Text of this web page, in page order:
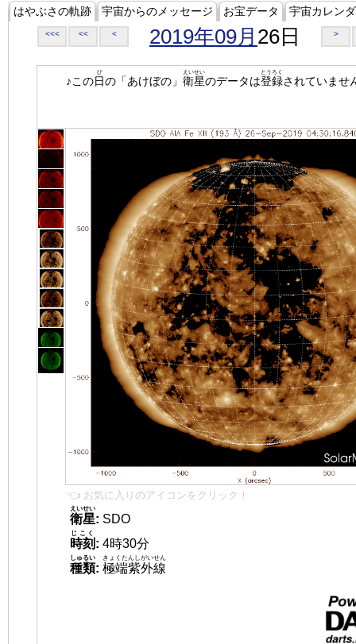
はやぶさの軌跡 宇宙からのメッセージ お宝データ 宇宙カレン
<<< << < 2019年09月 26日 >
♪この日
ひ
の「あけぼの」 衛星
えいせい
のデータは登録
とうろく
されていませ
👈 お気に入りのアイコンをクリック！
衛星
えいせい
: SDO
時刻
じこく
: 4時30分
種類
しゅるい
: 極端紫外線
きょくたんしがいせん